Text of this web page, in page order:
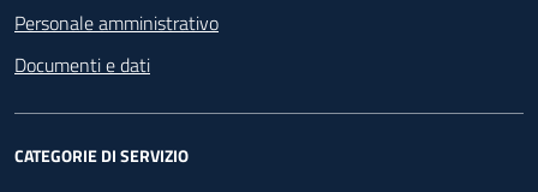
Personale amministrativo
Documenti e dati
CATEGORIE DI SERVIZIO